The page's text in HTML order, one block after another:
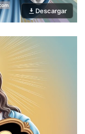
Descargar